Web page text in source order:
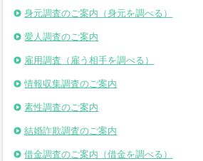
身元調査のご案内（身元を調べる）
愛人調査のご案内
雇用調査（雇う相手を調べる）
情報収集調査のご案内
素性調査のご案内
結婚詐欺調査のご案内
借金調査のご案内（借金を調べる）